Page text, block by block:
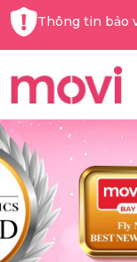
Thông tin bảo